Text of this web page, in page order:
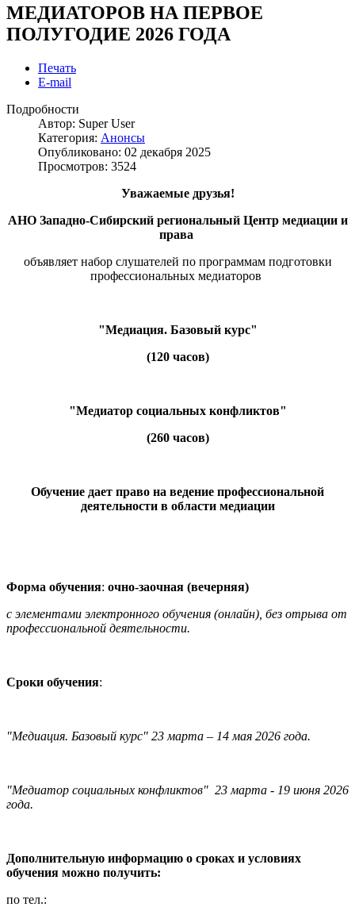
МЕДИАТОРОВ НА ПЕРВОЕ
ПОЛУГОДИЕ 2026 ГОДА
Печать
E-mail
Подробности
Автор: Super User
Категория: Анонсы
Опубликовано: 02 декабря 2025
Просмотров: 3524
Уважаемые друзья!
АНО Западно-Сибирский региональный Центр медиации и
права
объявляет набор слушателей по программам подготовки
профессиональных медиаторов
"Медиация. Базовый курс"
(120 часов)
"Медиатор социальных конфликтов"
(260 часов)
Обучение дает право на ведение профессиональной
деятельности в области медиации
Форма обучения: очно-заочная (вечерняя)
с элементами электронного обучения (онлайн), без отрыва от
профессиональной деятельности.
Сроки обучения:
"Медиация. Базовый курс" 23 марта – 14 мая 2026 года.
"Медиатор социальных конфликтов" 23 марта - 19 июня 2026
года.
Дополнительную информацию о сроках и условиях
обучения можно получить:
по тел.: